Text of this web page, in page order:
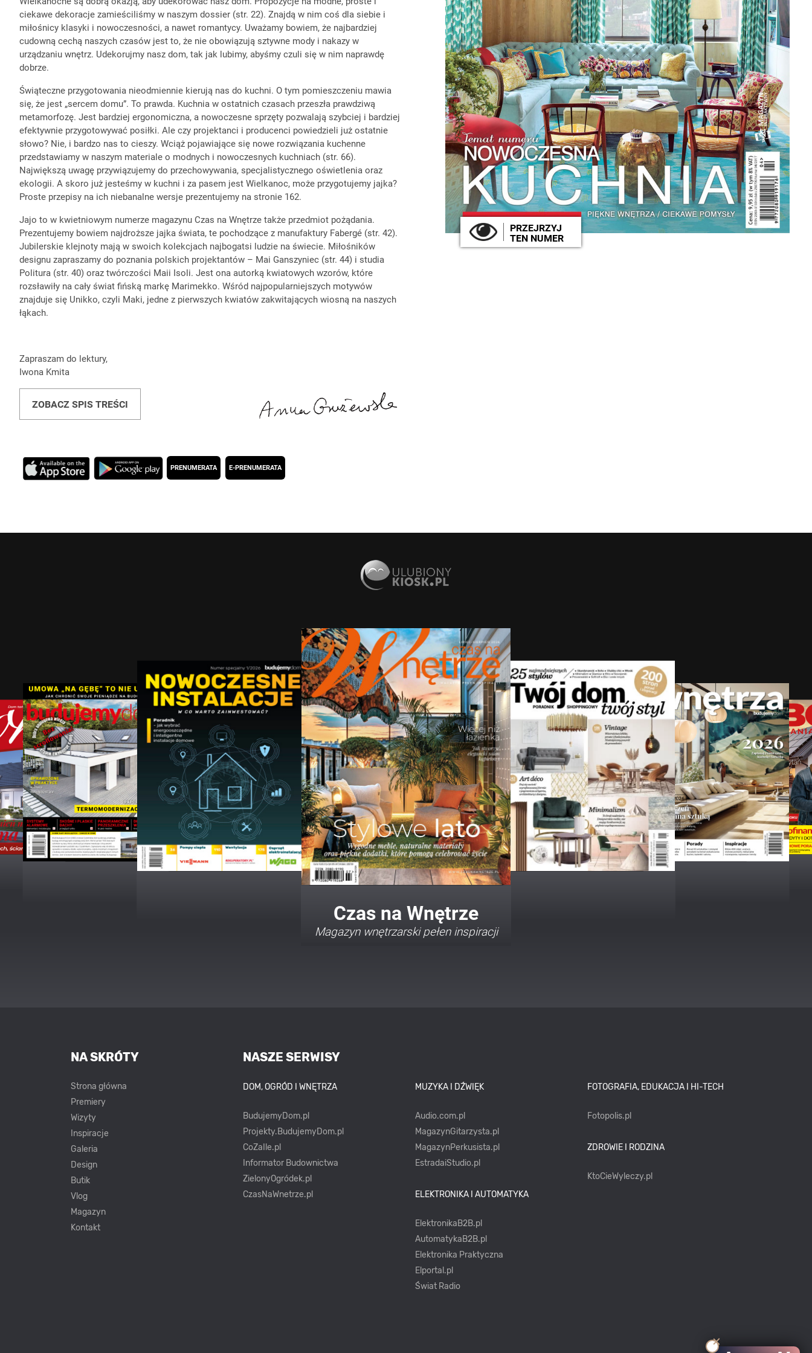
Wellnes
ciekawe dekoracje zamieściliśmy w naszym dossier (str. 22). Znajdą w nim coś dla siebie i
miłośnicy klasyki i nowoczesności, a nawet romantycy. Uważamy bowiem, że najbardziej
cudowną cechą naszych czasów jest to, że nie obowiązują sztywne mody i nakazy w
urządzaniu wnętrz. Udekorujmy nasz dom, tak jak lubimy, abyśmy czuli się w nim naprawdę
dobrze.
Świąteczne przygotowania nieodmiennie kierują nas do kuchni. O tym pomieszczeniu mawia
się, że jest „sercem domu”. To prawda. Kuchnia w ostatnich czasach przeszła prawdziwą
metamorfozę. Jest bardziej ergonomiczna, a nowoczesne sprzęty pozwalają szybciej i bardziej
efektywnie przygotowywać posiłki. Ale czy projektanci i producenci powiedzieli już ostatnie
słowo? Nie, i bardzo nas to cieszy. Wciąż pojawiające się nowe rozwiązania kuchenne
przedstawiamy w naszym materiale o modnych i nowoczesnych kuchniach (str. 66).
Największą uwagę przywiązujemy do przechowywania, specjalistycznego oświetlenia oraz
ekologii. A skoro już jesteśmy w kuchni i za pasem jest Wielkanoc, może przygotujemy jajka?
Proste przepisy na ich niebanalne wersje prezentujemy na stronie 162.
Jajo to w kwietniowym numerze magazynu Czas na Wnętrze także przedmiot pożądania.
Prezentujemy bowiem najdroższe jajka świata, te pochodzące z manufaktury Fabergé (str. 42).
Jubilerskie klejnoty mają w swoich kolekcjach najbogatsi ludzie na świecie. Miłośników
designu zapraszamy do poznania polskich projektantów – Mai Ganszyniec (str. 44) i studia
Politura (str. 40) oraz twórczości Maii Isoli. Jest ona autorką kwiatowych wzorów, które
rozsławiły na cały świat fińską markę Marimekko. Wśród najpopularniejszych motywów
znajduje się Unikko, czyli Maki, jedne z pierwszych kwiatów zakwitających wiosną na naszych
łąkach.
Zapraszam do lektury,
Iwona Kmita
ZOBACZ SPIS TREŚCI
PRENUMERATA E-PRENUMERATA
PRZEJRZYJ
TEN NUMER
Twój Dom Twój Styl
Porady i inspiracje w najmodniejszych
NASZE SERWISY
DOM, OGRÓD I WNĘTRZA
BudujemyDom.pl
Projekty.BudujemyDom.pl
CoZaIle.pl
Informator Budownictwa
ZielonyOgródek.pl
CzasNaWnetrze.pl
MUZYKA I DŹWIĘK
Audio.com.pl
MagazynGitarzysta.pl
MagazynPerkusista.pl
EstradaiStudio.pl
ELEKTRONIKA I AUTOMATYKA
ElektronikaB2B.pl
AutomatykaB2B.pl
Elektronika Praktyczna
Elportal.pl
Świat Radio
FOTOGRAFIA, EDUKACJA I HI-TECH
Fotopolis.pl
ZDROWIE I RODZINA
KtoCieWyleczy.pl
NA SKRÓTY
Strona główna
Premiery
Wizyty
Inspiracje
Galeria
Design
Butik
Vlog
Magazyn
Kontakt